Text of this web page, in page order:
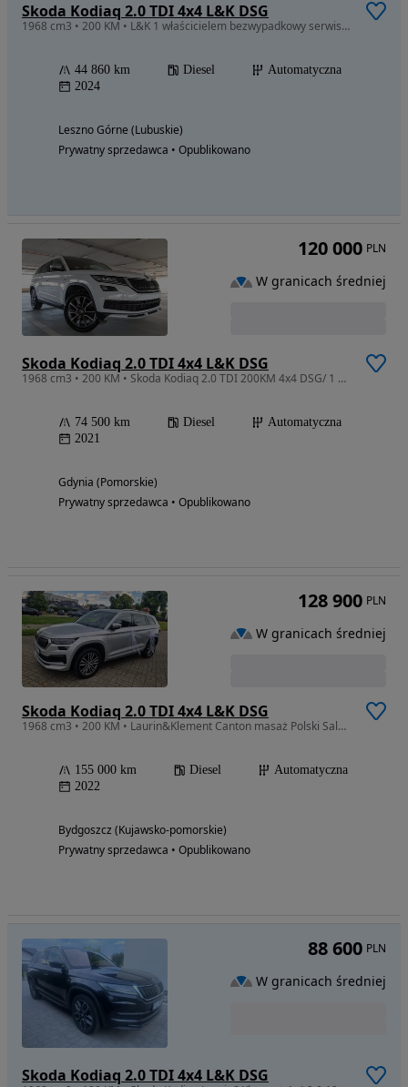
Skoda Kodiaq 2.0 TDI 4x4 L&K DSG
1968 cm3 • 200 KM • L&K 1 właścicielem bezwypadkowy serwis skoda
44 860 km Diesel
Automatyczna
2024
Leszno Górne (Lubuskie)
Prywatny sprzedawca • Opublikowano
Skoda Kodiaq 2.0 TDI 4x4 L&K DSG
1968 cm3 • 200 KM • Skoda Kodiaq 2.0 TDI 200KM 4x4 DSG/ 1 właściciel/ ASO/ Bezwypadkowy/
74 500 km Diesel
Automatyczna
2021
Gdynia (Pomorskie)
Prywatny sprzedawca • Opublikowano
120 000 PLN
W granicach średniej
Skoda Kodiaq 2.0 TDI 4x4 L&K DSG
1968 cm3 • 200 KM • Laurin&Klement Canton masaż Polski Salon serwis ASO Faktura Vat 23%
155 000 km Diesel
Automatyczna
2022
Bydgoszcz (Kujawsko-pomorskie)
Prywatny sprzedawca • Opublikowano
128 900 PLN
W granicach średniej
Skoda Kodiaq 2.0 TDI 4x4 L&K DSG
88 600 PLN
W granicach średniej